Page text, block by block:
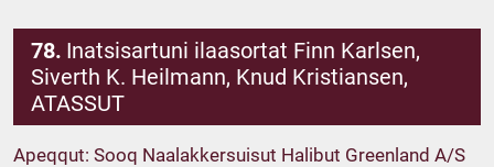
78. Inatsisartuni ilaasortat Finn Karlsen,
Siverth K. Heilmann, Knud Kristiansen,
ATASSUT
Apeqqut: Sooq Naalakkersuisut Halibut Greenland A/S